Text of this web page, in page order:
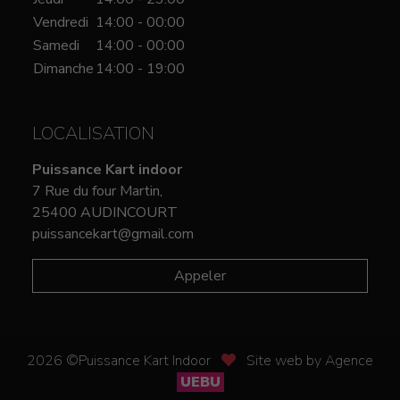
Vendredi 14:00 - 00:00
Samedi
14:00 - 00:00
Dimanche 14:00 - 19:00
LOCALISATION
Puissance Kart indoor
7 Rue du four Martin,
25400 AUDINCOURT
puissancekart@gmail.com
Appeler
2026 ©Puissance Kart Indoor
Site web by Agence
UEBU